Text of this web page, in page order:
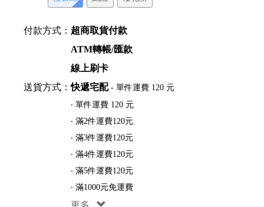
付款方式： 超商取貨付款
ATM轉帳/匯款
線上刷卡
送貨方式：快遞宅配- 單件運費 120 元
‧ 單件運費 120 元
‧ 滿2件運費120元
‧ 滿3件運費120元
‧ 滿4件運費120元
‧ 滿5件運費120元
‧ 滿1000元免運費
更多...